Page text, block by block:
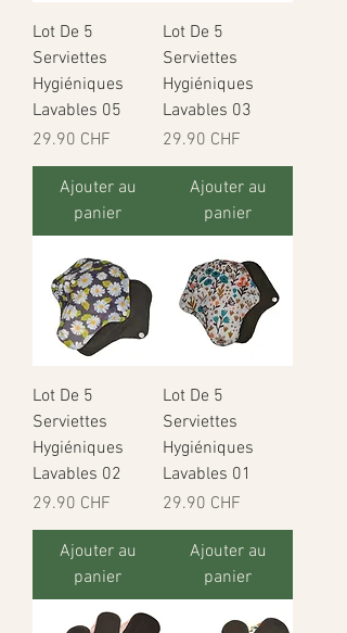
Lot De 5
Serviettes
Hygiéniques
Lavables 05
Prix
29.90 CHF
Ajouter au
panier
Lot De 5
Serviettes
Hygiéniques
Lavables 03
Prix
29.90 CHF
Ajouter au
panier
Lot De 5
Serviettes
Hygiéniques
Lavables 02
Prix
29.90 CHF
Ajouter au
panier
Lot De 5
Serviettes
Hygiéniques
Lavables 01
Prix
29.90 CHF
Ajouter au
panier